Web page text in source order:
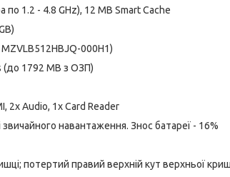
по 1.2 - 4.8 GHz), 12 MB Smart Cache
MZVLB512HBJQ-000H1)
(до 1792 MB з ОЗП)
2x Audio, 1x Card Reader
навантаження. Знос батареї - 16%
потертий правий верхній кут верхньої